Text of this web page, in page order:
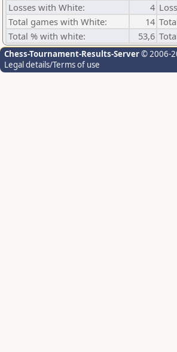
Losses with White:
4
Total games with White:
14
Total % with white:
53,6
Chess-Tournament-Results-Server© 2006-
Legal details/Terms of use